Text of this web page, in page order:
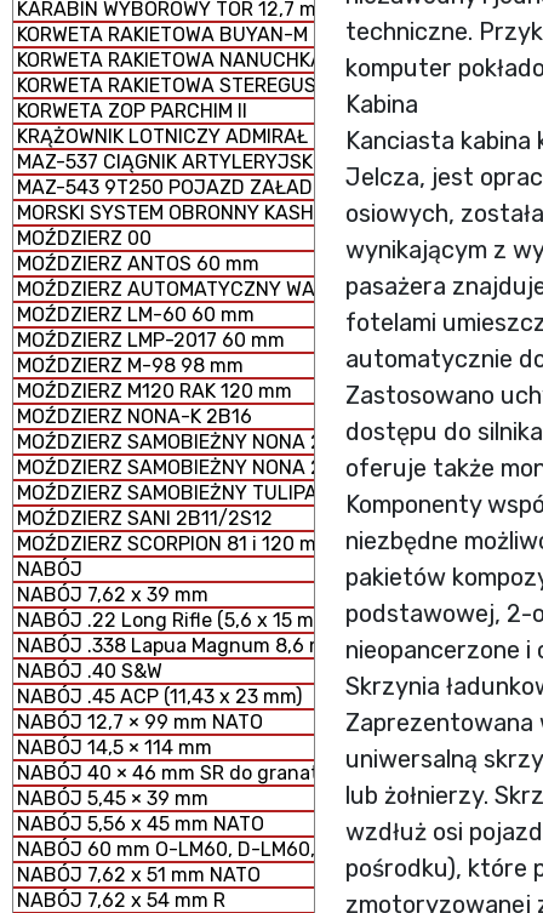
KARABIN WYBOROWY TOR 12,7 mm
KORWETA RAKIETOWA BUYAN-M
KORWETA RAKIETOWA NANUCHKA III
KORWETA RAKIETOWA STEREGUSCHIY
KORWETA ZOP PARCHIM II
KRĄŻOWNIK LOTNICZY ADMIRAŁ KUZNIECOW
MAZ-537 CIĄGNIK ARTYLERYJSKI
MAZ-543 9T250 POJAZD ZAŁADOWCZY
MORSKI SYSTEM OBRONNY KASHTAN
MOŹDZIERZ 00
MOŹDZIERZ ANTOS 60 mm
MOŹDZIERZ AUTOMATYCZNY WASILOK 2B9
MOŹDZIERZ LM-60 60 mm
MOŹDZIERZ LMP-2017 60 mm
MOŹDZIERZ M-98 98 mm
MOŹDZIERZ M120 RAK 120 mm
MOŹDZIERZ NONA-K 2B16
MOŹDZIERZ SAMOBIEŻNY NONA 2S23-SWK
MOŹDZIERZ SAMOBIEŻNY NONA 2S9
MOŹDZIERZ SAMOBIEŻNY TULIPAN 2S4
MOŹDZIERZ SANI 2B11/2S12
MOŹDZIERZ SCORPION 81 i 120 mm MODUŁOWY SYSTEM
NABÓJ
NABÓJ 7,62 x 39 mm
NABÓJ .22 Long Rifle (5,6 x 15 mm)
NABÓJ .338 Lapua Magnum 8,6 mm
NABÓJ .40 S&W
NABÓJ .45 ACP (11,43 x 23 mm)
NABÓJ 12,7 × 99 mm NATO
NABÓJ 14,5 × 114 mm
NABÓJ 40 × 46 mm SR do granatników
NABÓJ 5,45 × 39 mm
NABÓJ 5,56 x 45 mm NATO
NABÓJ 60 mm O-LM60, D-LM60, S-LM60 MOŹDZIERZOWY
NABÓJ 7,62 x 51 mm NATO
NABÓJ 7,62 x 54 mm R
techniczne.
komputer
Kabina
Kanciasta
Jelcza, jest
osiowych,
wynikającym z
pasażera
fotelami
automatycznie
Zastosowano
dostępu do
oferuje także
Komponenty
niezbędne
pakietów
podstawowej, 2-
nieopancerzone i
Skrzynia
Zaprezentowana
uniwersalną
lub żołnierzy.
wzdłuż osi
pośrodku), które
zmotoryzowanej